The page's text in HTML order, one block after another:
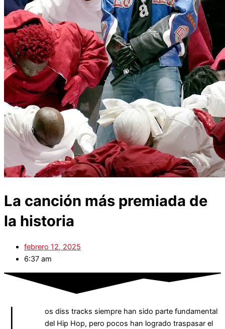
La canción más premiada de
la historia
febrero 12, 2025
6:37 am
os diss tracks siempre han sido parte fundamental
del Hip Hop, pero pocos han logrado traspasar el